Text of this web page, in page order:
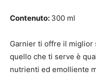
Contenuto: 300 ml
Garnier ti offre il miglior
quello che ti serve è
nutrienti ed emolliente